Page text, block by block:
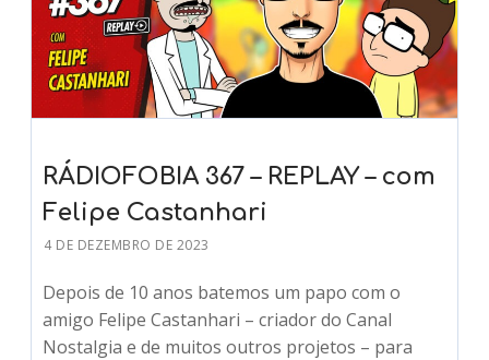
RÁDIOFOBIA 367 – REPLAY – com
Felipe Castanhari
4 DE DEZEMBRO DE 2023
Depois de 10 anos batemos um papo com o
amigo Felipe Castanhari – criador do Canal
Nostalgia e de muitos outros projetos – para